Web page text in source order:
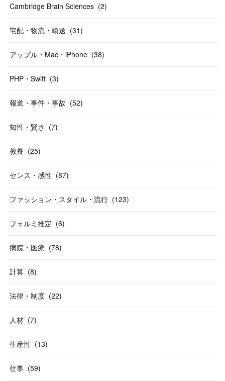
Cambridge Brain Sciences (2)
宅配・物流・輸送 (31)
アップル・Mac・iPhone (38)
PHP・Swift (3)
報道・事件・事故 (52)
知性・賢さ (7)
教養 (25)
センス・感性 (87)
ファッション・スタイル・流行 (123)
フェルミ推定 (6)
病院・医療 (78)
計算 (8)
法律・制度 (22)
人材 (7)
生産性 (13)
仕事 (59)